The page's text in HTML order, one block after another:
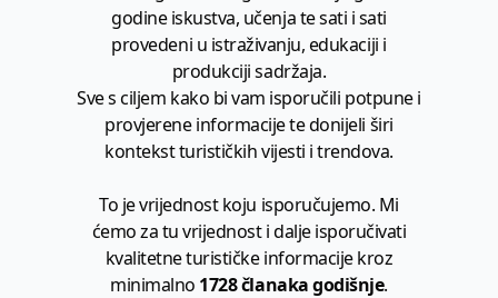
godine iskustva, učenja te sati i sati
provedeni u istraživanju, edukaciji i
produkciji sadržaja.
Sve s ciljem kako bi vam isporučili potpune i
provjerene informacije te donijeli širi
kontekst turističkih vijesti i trendova.
To je vrijednost koju isporučujemo. Mi
ćemo za tu vrijednost i dalje isporučivati
kvalitetne turističke informacije kroz
minimalno 1728 članaka godišnje.